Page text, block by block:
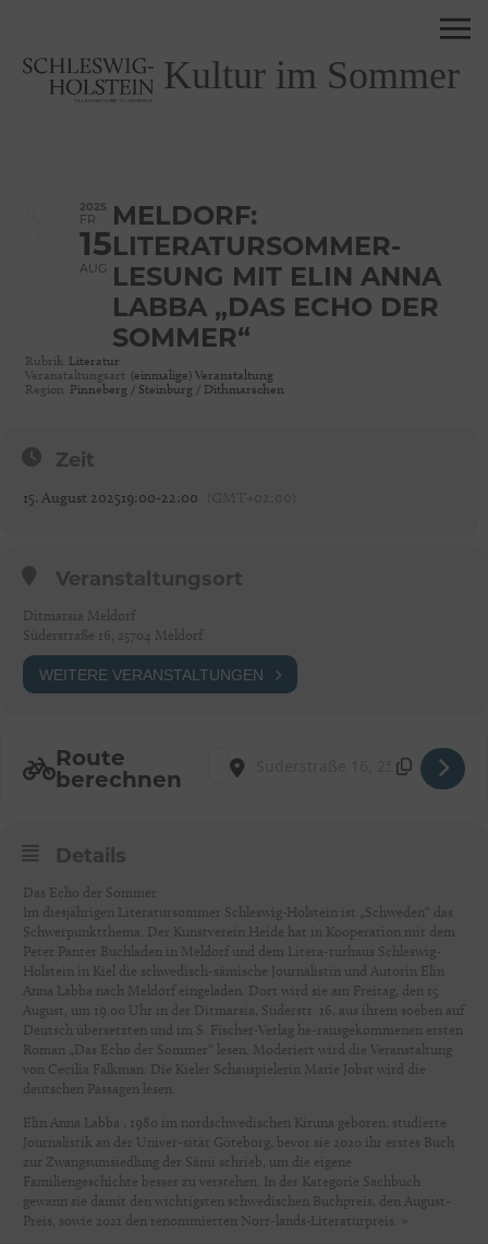
Kultur im Sommer
2025
FR
15
AUG
MELDORF:
LITERATURSOMMER-
LESUNG MIT ELIN ANNA
LABBA „DAS ECHO DER
SOMMER“
Rubrik Literatur
Veranstaltungsart (einmalige) Veranstaltung
Region Pinneberg / Steinburg / Dithmarschen
Zeit
15. August 202519:00-22:00
Veranstaltungsort
Ditmarsia Meldorf
Süderstraße 16, 25704 Meldorf
WEITERE VERANSTALTUNGEN
Route
berechnen
Address - Meldorf: Literatursommer-
Destination Address - Meldorf:
Details
Das Echo der Sommer
Im diesjährigen Literatursommer Schleswig-Holstein ist „Schweden“ das
Schwerpunktthema. Der Kunstverein Heide hat in Kooperation mit dem
Peter Panter Buchladen in Meldorf und dem Litera-turhaus Schleswig-
Holstein in Kiel die schwedisch-sámische Journalistin und Autorin Elin
Anna Labba nach Meldorf eingeladen. Dort wird sie am Freitag, den 15.
August, um 19.00 Uhr in der Ditmarsia, Süderstr. 16, aus ihrem soeben auf
Deutsch übersetzten und im S. Fischer-Verlag he-rausgekommenen ersten
Roman „Das Echo der Sommer“ lesen. Moderiert wird die Veranstaltung
von Cecilia Falkman. Die Kieler Schauspielerin Marie Jobst wird die
deutschen Passagen lesen.
Elin Anna Labba , 1980 im nordschwedischen Kiruna geboren, studierte
Journalistik an der Univer-sität Göteborg, bevor sie 2020 ihr erstes Buch
zur Zwangsumsiedlung der Sámi schrieb, um die eigene
Familiengeschichte besser zu verstehen. In der Kategorie Sachbuch
gewann sie damit den wichtigsten schwedischen Buchpreis, den August-
Preis, sowie 2021 den renommierten Norr-lands-Literaturpreis. »